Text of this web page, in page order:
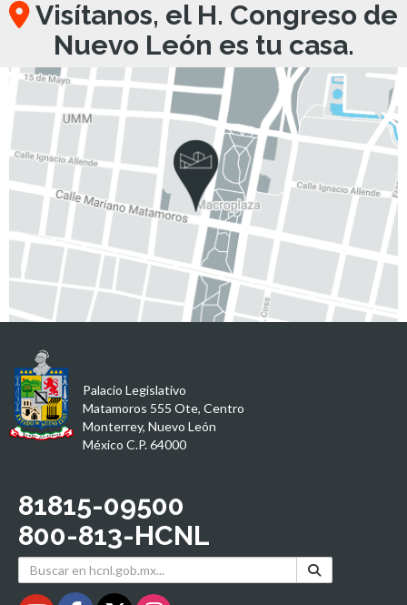
Visítanos, el H. Congreso de
Nuevo León es tu casa.
Palacio Legislativo
Matamoros 555 Ote, Centro
Monterrey, Nuevo León
México C.P. 64000
81815-09500
800-813-HCNL